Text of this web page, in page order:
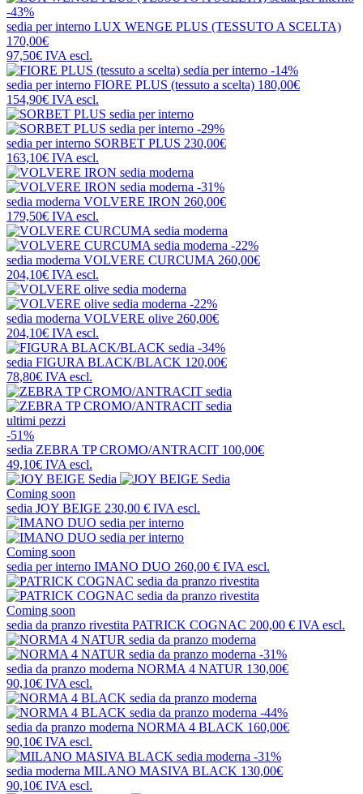
-43%
sedia per interno LUX WENGE PLUS (TESSUTO A SCELTA)
170,00€
97,50€ IVA escl.
-14%
sedia per interno FIORE PLUS (tessuto a scelta) 180,00€
154,90€ IVA escl.
-29%
sedia per interno SORBET PLUS 230,00€
163,10€ IVA escl.
-31%
sedia moderna VOLVERE IRON 260,00€
179,50€ IVA escl.
-22%
sedia moderna VOLVERE CURCUMA 260,00€
204,10€ IVA escl.
-22%
sedia moderna VOLVERE olive 260,00€
204,10€ IVA escl.
-34%
sedia FIGURA BLACK/BLACK 120,00€
78,80€ IVA escl.
ultimi pezzi
-51%
sedia ZEBRA TP CROMO/ANTRACIT 100,00€
49,10€ IVA escl.
Coming soon
sedia JOY BEIGE 230,00 € IVA escl.
Coming soon
sedia per interno IMANO DUO 260,00 € IVA escl.
Coming soon
sedia da pranzo rivestita PATRICK COGNAC 200,00 € IVA escl.
-31%
sedia da pranzo moderna NORMA 4 NATUR 130,00€
90,10€ IVA escl.
-44%
sedia da pranzo moderna NORMA 4 BLACK 160,00€
90,10€ IVA escl.
-31%
sedia moderna MILANO MASIVA BLACK 130,00€
90,10€ IVA escl.